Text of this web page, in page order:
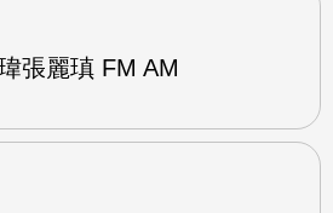
張麗瑱 FM AM